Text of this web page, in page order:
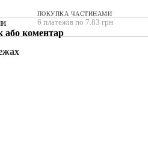
ПОКУПКА ЧАСТИНАМИ
6 платежів по 7.83 грн
або коментар